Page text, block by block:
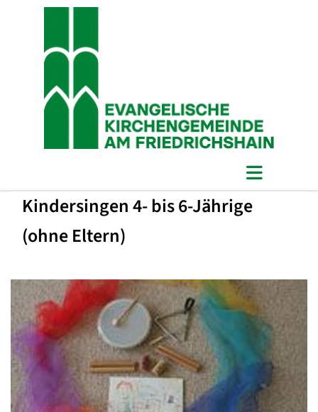
Kindersingen 4- bis 6-Jährige
(ohne Eltern)